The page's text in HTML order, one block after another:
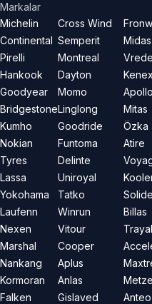
Markalar
Michelin
Continental
Pirelli
Hankook
Goodyear
Bridgestone
Kumho
Nokian
Tyres
Lassa
Yokohama
Laufenn
Nexen
Marshal
Nankang
Kormoran
Falken
Cross Wind
Semperit
Montreal
Dayton
Momo
Linglong
Goodride
Funtoma
Delinte
Uniroyal
Tatko
Winrun
Vitour
Cooper
Aplus
Anlas
Gislaved
Midas
Kenex
Apollo
Mitas
Özka
Atire
Billas
Trayal
Anteo